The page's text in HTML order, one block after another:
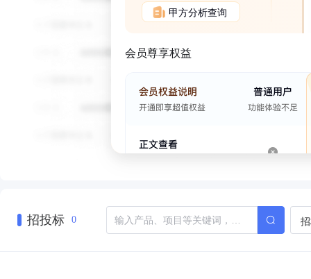
甲方分析查询
会员尊享权益
招投标 0